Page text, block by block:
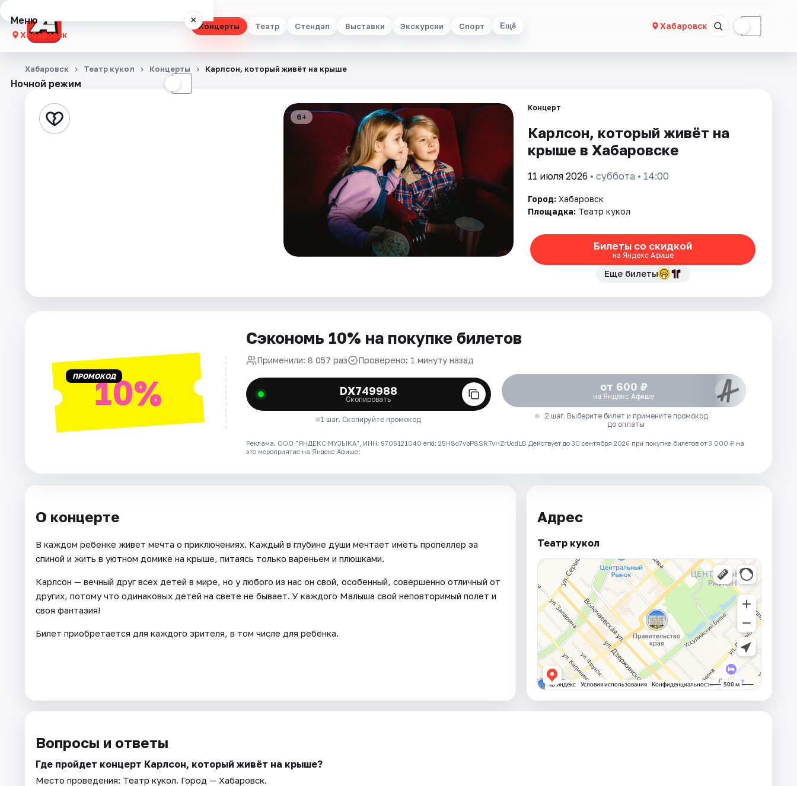
Концерты Театр Стендап Выставки Экскурсии Спорт Ещё Хабаровск ☾
Меню ×
Хабаровск
Концерты
Стендап
Площадки
Ночной режим ☾
Хабаровск Театр кукол Концерты Карлсон, который живёт на крыше
6+
Концерт
Карлсон, который живёт на
крыше в Хабаровске
11 июля 2026 • суббота • 14:00
Город: Хабаровск
Площадка: Театр кукол
Билеты со скидкой
на Яндекс Афише
Еще билеты
ПРОМОКОД10%
Сэкономь 10% на покупке билетов
Применили: 8 057 раз Проверено: 1 минуту назад
DX749988
Скопировать
1 шаг. Скопируйте промокод
от 600 ₽
на Яндекс Афише
2 шаг. Выберите билет и примените промокод
до оплаты
Реклама. ООО "ЯНДЕКС МУЗЫКА", ИНН: 9705121040 erid: 25H8d7vbP8SRTvHZrUcdLB Действует до 30 сентября 2026 при покупке билетов от 3 000 ₽ на
это мероприятие на Яндекс Афише!
О концерте
В каждом ребенке живет мечта о приключениях. Каждый в глубине души мечтает иметь пропеллер за
спиной и жить в уютном домике на крыше, питаясь только вареньем и плюшками.
Карлсон — вечный друг всех детей в мире, но у любого из нас он свой, особенный, совершенно отличный от
других, потому что одинаковых детей на свете не бывает. У каждого Малыша свой неповторимый полет и
своя фантазия!
Билет приобретается для каждого зрителя, в том числе для ребёнка.
Адрес
Театр кукол
Вопросы и ответы
Где пройдет концерт Карлсон, который живёт на крыше?
Место проведения: Театр кукол. Город — Хабаровск.